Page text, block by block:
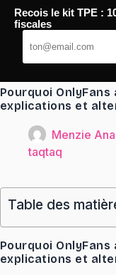
Passer
contenu
TaqTaq
Pourquoi
explications et
Menzie
taqtaq
Table des
Pourquoi
explications et
Recois le kit TPE :
fiscales